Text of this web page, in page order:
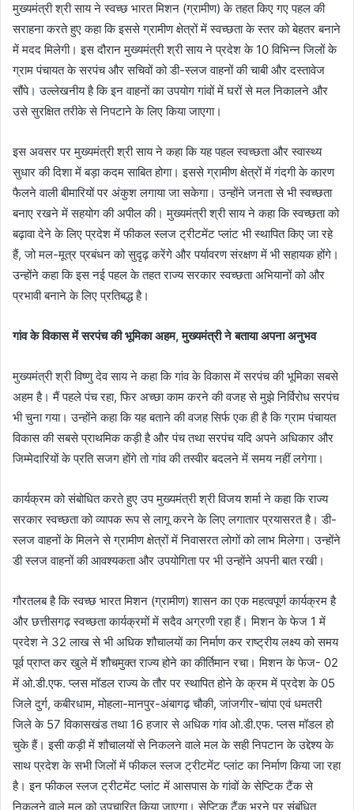
मुख्यमंत्री श्री साय ने स्वच्छ भारत मिशन (ग्रामीण) के तहत किए गए पहल की
सराहना करते हुए कहा कि इससे ग्रामीण क्षेत्रों में स्वच्छता के स्तर को बेहतर बनाने
में मदद मिलेगी। इस दौरान मुख्यमंत्री श्री साय ने प्रदेश के 10 विभिन्न जिलों के
ग्राम पंचायत के सरपंच और सचिवों को डी-स्लज वाहनों की चाबी और दस्तावेज
सौंपे। उल्लेखनीय है कि इन वाहनों का उपयोग गांवों में घरों से मल निकालने और
उसे सुरक्षित तरीके से निपटाने के लिए किया जाएगा।
इस अवसर पर मुख्यमंत्री श्री साय ने कहा कि यह पहल स्वच्छता और स्वास्थ्य
सुधार की दिशा में बड़ा कदम साबित होगा। इससे ग्रामीण क्षेत्रों में गंदगी के कारण
फैलने वाली बीमारियों पर अंकुश लगाया जा सकेगा। उन्होंने जनता से भी स्वच्छता
बनाए रखने में सहयोग की अपील की। मुख्यमंत्री श्री साय ने कहा कि स्वच्छता को
बढ़ावा देने के लिए प्रदेश में फीकल स्लज ट्रीटमेंट प्लांट भी स्थापित किए जा रहे
हैं, जो मल-मूत्र प्रबंधन को सुदृढ़ करेंगे और पर्यावरण संरक्षण में भी सहायक होंगे।
उन्होंने कहा कि इस नई पहल के तहत राज्य सरकार स्वच्छता अभियानों को और
प्रभावी बनाने के लिए प्रतिबद्ध है।
गांव के विकास में सरपंच की भूमिका अहम, मुख्यमंत्री ने बताया अपना अनुभव
मुख्यमंत्री श्री विष्णु देव साय ने कहा कि गांव के विकास में सरपंच की भूमिका सबसे
अहम है। मैं पहले पंच रहा, फिर अच्छा काम करने की वजह से मुझे निर्विरोध सरपंच
भी चुना गया। उन्होंने कहा कि यह बताने की वजह सिर्फ एक ही है कि ग्राम पंचायत
विकास की सबसे प्राथमिक कड़ी है और पंच तथा सरपंच यदि अपने अधिकार और
जिम्मेदारियों के प्रति सजग होंगे तो गांव की तस्वीर बदलने में समय नहीं लगेगा।
कार्यक्रम को संबोधित करते हुए उप मुख्यमंत्री श्री विजय शर्मा ने कहा कि राज्य
सरकार स्वच्छता को व्यापक रूप से लागू करने के लिए लगातार प्रयासरत है। डी-
स्लज वाहनों के मिलने से ग्रामीण क्षेत्रों में निवासरत लोगों को लाभ मिलेगा। उन्होंने
डी स्लज वाहनों की आवश्यकता और उपयोगिता पर भी उन्होंने अपनी बात रखी।
गौरतलब है कि स्वच्छ भारत मिशन (ग्रामीण) शासन का एक महत्वपूर्ण कार्यक्रम है
और छत्तीसगढ़ स्वच्छता कार्यक्रमों में सदैव अग्रणी रहा हैं। मिशन के फेज 1 में
प्रदेश ने 32 लाख से भी अधिक शौचालयों का निर्माण कर राष्ट्रीय लक्ष्य को समय
पूर्व प्राप्त कर खुले में शौचमुक्त राज्य होने का कीर्तिमान रचा। मिशन के फेज- 02
में ओ.डी.एफ. प्लस मॉडल राज्य के तौर पर स्थापित होने के क्रम में प्रदेश के 05
जिले दुर्ग, कबीरधाम, मोहला-मानपुर-अंबागढ़ चौकी, जांजगीर-चांपा एवं धमतरी
जिले के 57 विकासखंड तथा 16 हजार से अधिक गांव ओ.डी.एफ. प्लस मॉडल हो
चुके हैं। इसी कड़ी में शौचालयों से निकलने वाले मल के सही निपटान के उ‌द्देश्य के
साथ प्रदेश के सभी जिलों में फीकल स्लज ट्रीटमेंट प्लांट का निर्माण किया जा रहा
है। इन फीकल स्लज ट्रीटमेंट प्लांट में आसपास के गांवों के सेप्टिक टैंक से
निकलने वाले मल को उपचारित किया जाएगा। सेप्टिक टैंक भरने पर संबंधित